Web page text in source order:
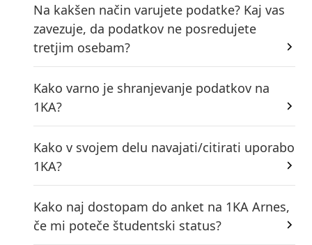
Na kakšen način varujete podatke? Kaj vas
zavezuje, da podatkov ne posredujete
tretjim osebam?
Kako varno je shranjevanje podatkov na
1KA?
Kako v svojem delu navajati/citirati uporabo
1KA?
Kako naj dostopam do anket na 1KA Arnes,
če mi poteče študentski status?